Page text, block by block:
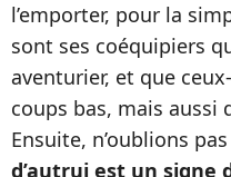
l’emporter, pour la
sont ses coéquipiers
aventurier, et que
coups bas, mais
Ensuite, n’oublions
d’autrui est un signe